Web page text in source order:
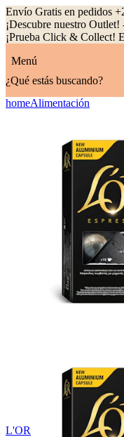
Envío Gratis en pedidos
¡Descubre nuestro
¡Prueba Click & Collect!
Menú
¿Qué estás buscando?
homeAlimentación
L'OR